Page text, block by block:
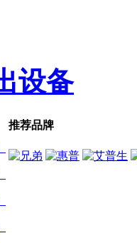
设备
推荐品牌